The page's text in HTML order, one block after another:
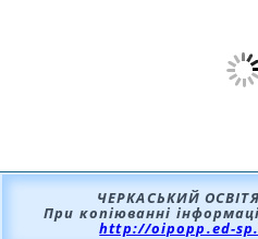
ЧЕРКАСЬКИЙ
При копіюванні
http://oipopp.ed-